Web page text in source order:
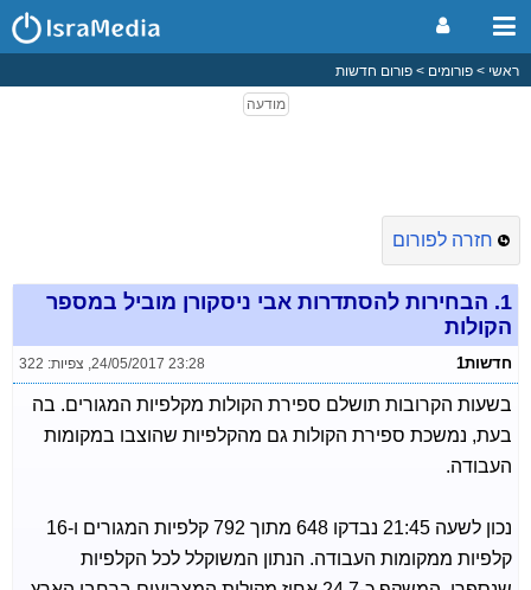
ראשי פורומים פורום חדשות
חזרה לפורום
1. הבחירות להסתדרות אבי ניסקורן מוביל במספר
הקולות
חדשות1 24/05/2017 23:28
, צפיות: 322
בשעות הקרובות תושלם ספירת הקולות מקלפיות המגורים. בה
בעת, נמשכת ספירת הקולות גם מהקלפיות שהוצבו במקומות
העבודה.
נכון לשעה 21:45 נבדקו 648 מתוך 792 קלפיות המגורים ו-16
קלפיות ממקומות העבודה. הנתון המשוקלל לכל הקלפיות